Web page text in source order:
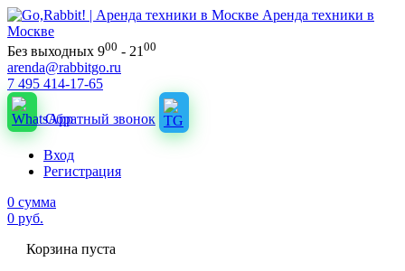
Аренда техники в
Москве
Без выходных 900 - 21 00
arenda@rabbitgo.ru
7 495 414-17-65
Обратный звонок
Вход
Регистрация
0 сумма
0 руб.
Корзина пуста